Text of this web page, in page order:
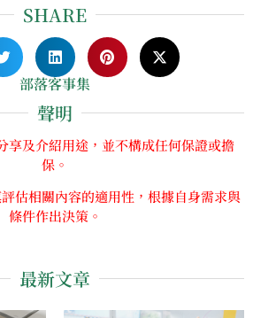
SHARE
部落客事集
聲明
享及介紹用途，並不構成任何保證或擔
保。
估相關內容的適用性，根據自身需求與
條件作出決策。
最新文章